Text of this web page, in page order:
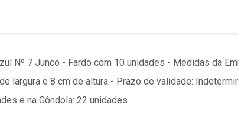
Nº 7 Junco - Fardo com 10 unidades - Medidas da
largura e 8 cm de altura - Prazo de validade:
e na Gôndola: 22 unidades